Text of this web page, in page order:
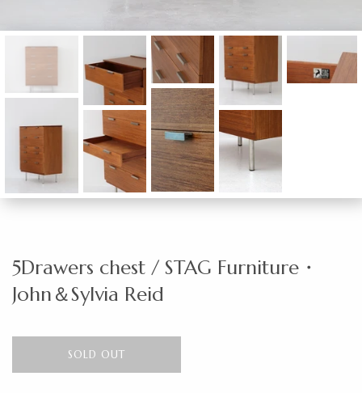
5Drawers chest / STAG Furniture・
John＆Sylvia Reid
SOLD OUT